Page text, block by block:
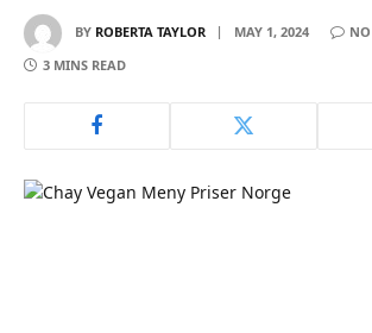
BY ROBERTA TAYLOR MAY 1, 2024
3 MINS READ